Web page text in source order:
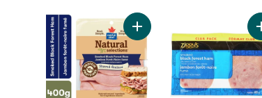
Ajouter Jambon fumé